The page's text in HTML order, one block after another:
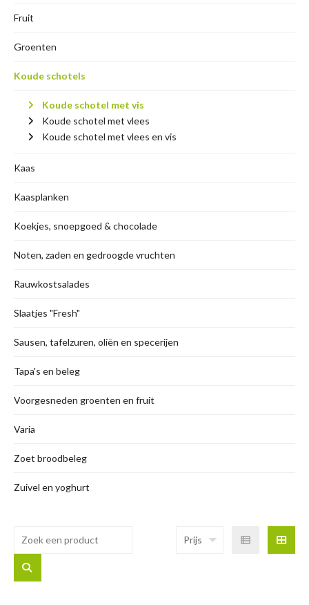
Fruit
Groenten
Koude schotels
Koude schotel met vis
Koude schotel met vlees
Koude schotel met vlees en vis
Kaas
Kaasplanken
Koekjes, snoepgoed & chocolade
Noten, zaden en gedroogde vruchten
Rauwkostsalades
Slaatjes "Fresh"
Sausen, tafelzuren, oliën en specerijen
Tapa's en beleg
Voorgesneden groenten en fruit
Varia
Zoet broodbeleg
Zuivel en yoghurt
Prijs